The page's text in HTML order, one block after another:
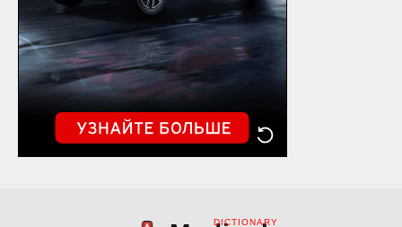
DICTIONARY